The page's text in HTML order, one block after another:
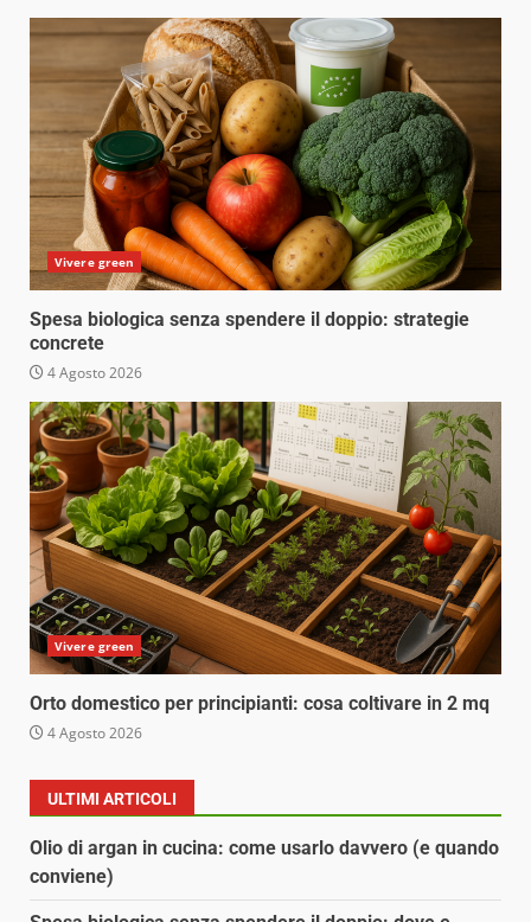
Vivere green
Spesa biologica senza spendere il doppio: strategie
concrete
4 Agosto 2026
Vivere green
Orto domestico per principianti: cosa coltivare in 2 mq
4 Agosto 2026
ULTIMI ARTICOLI
Olio di argan in cucina: come usarlo davvero (e quando
conviene)